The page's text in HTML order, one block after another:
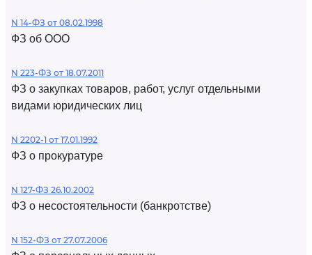
N 14-ФЗ от 08.02.1998
ФЗ об ООО
N 223-ФЗ от 18.07.2011
ФЗ о закупках товаров, работ, услуг отдельными
видами юридических лиц
N 2202-1 от 17.01.1992
ФЗ о прокуратуре
N 127-ФЗ 26.10.2002
ФЗ о несостоятельности (банкротстве)
N 152-ФЗ от 27.07.2006